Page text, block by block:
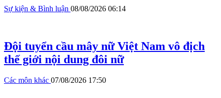
Sự kiện & Bình luận 08/08/2026 06:14
Đội tuyển cầu mây nữ Việt Nam vô địch
thế giới nội dung đôi nữ
Các môn khác 07/08/2026 17:50